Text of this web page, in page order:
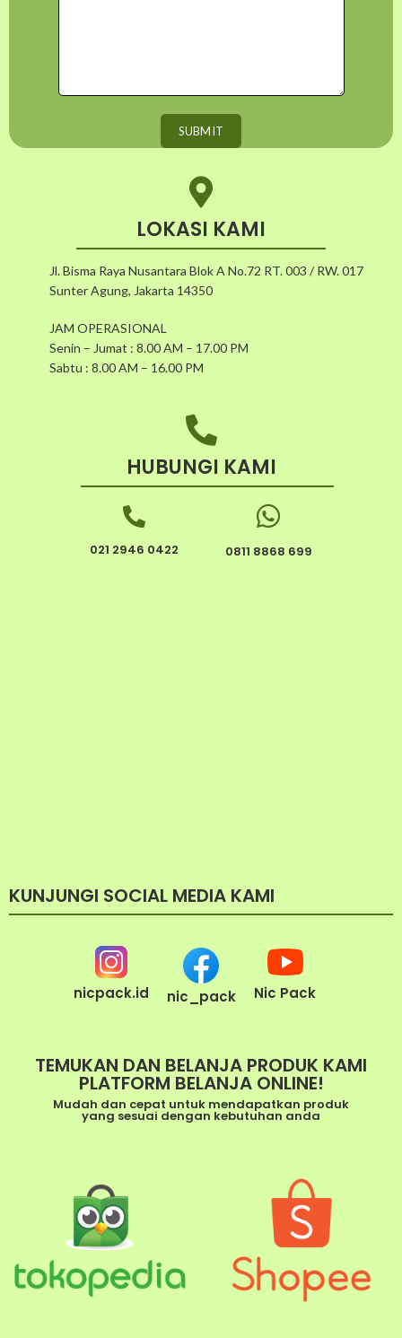
LOKASI KAMI
Jl. Bisma Raya Nusantara Blok A No.72 RT. 003 / RW. 017
Sunter Agung, Jakarta 14350
JAM OPERASIONAL
Senin – Jumat : 8.00 AM – 17.00 PM
Sabtu : 8.00 AM – 16.00 PM
HUBUNGI KAMI
021 2946 0422 0811 8868 699
KUNJUNGI SOCIAL MEDIA KAMI
nicpack.id nic_pack Nic Pack
TEMUKAN DAN BELANJA PRODUK KAMI
PLATFORM BELANJA ONLINE!
Mudah dan cepat untuk mendapatkan produk
yang sesuai dengan kebutuhan anda